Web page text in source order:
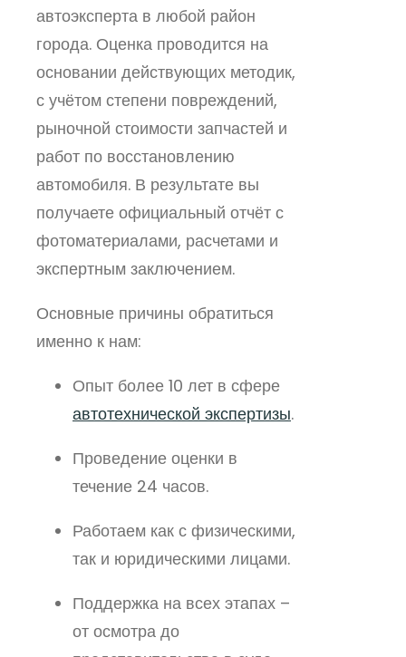
автоэксперта в любой район
города. Оценка проводится на
основании действующих методик,
с учётом степени повреждений,
рыночной стоимости запчастей и
работ по восстановлению
автомобиля. В результате вы
получаете официальный отчёт с
фотоматериалами, расчетами и
экспертным заключением.
Основные причины обратиться
именно к нам:
Опыт более 10 лет в сфере
автотехнической экспертизы.
Проведение оценки в
течение 24 часов.
Работаем как с физическими,
так и юридическими лицами.
Поддержка на всех этапах –
от осмотра до